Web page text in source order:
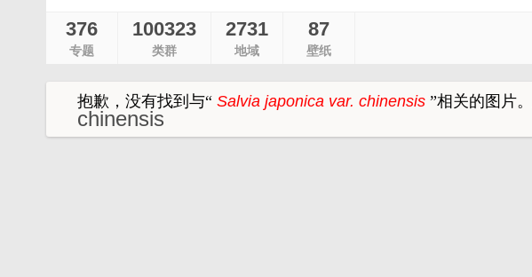
376
专题
100323
类群
2731
地域
87
壁纸
抱歉，没有找到与“ Salvia japonica var. chinensis ”相关的图片。
chinensis